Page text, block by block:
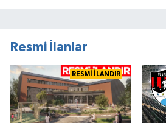
Resmi İlanlar
RESMİ İLANDIR